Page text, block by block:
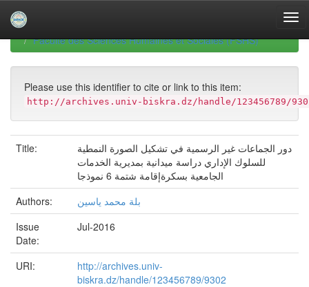
navigationUniversity of Biskra Repository
Faculté des Sciences Humaines et Sociales (FSHS)
Please use this identifier to cite or link to this item:
http://archives.univ-biskra.dz/handle/123456789/
Title:
دور الجماعات غير الرسمية في تشكيل الصورة النمطية
للسلوك الإداري دراسة ميدانية بمديرية الخدمات
الجامعية بسكرةإقامة شتمة 6 نموذجا
Authors:
بلة محمد ياسين
Issue
Date:
Jul-2016
URI:
http://archives.univ-
biskra.dz/handle/123456789/9302